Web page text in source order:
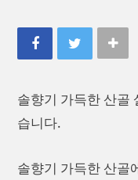
솔향기 가득한 산골
습니다.
솔향기 가득한 산골